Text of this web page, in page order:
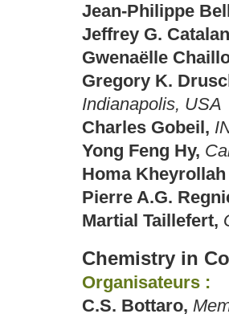
Jean-Philippe
Jeffrey G.
Gwenaëlle
Gregory K.
Indianapolis, USA
Charles Gobeil,
Yong Feng Hy,
Homa
Pierre A.G.
Martial Taillefert,
Chemistry in
Organisateurs :
C.S. Bottaro,